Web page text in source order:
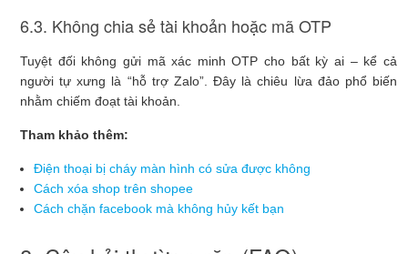
6.3. Không chia sẻ tài khoản hoặc mã OTP
Tuyệt đối không gửi mã xác minh OTP cho bất kỳ ai – kể cả
người tự xưng là “hỗ trợ Zalo”. Đây là chiêu lừa đảo phổ biến
nhằm chiếm đoạt tài khoản.
Tham khảo thêm:
Điện thoại bị cháy màn hình có sửa được không
Cách xóa shop trên shopee
Cách chặn facebook mà không hủy kết bạn